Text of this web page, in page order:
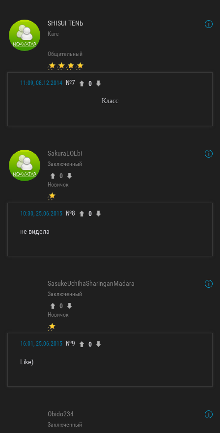
SHISUI TENЬ
Каге
Общительный
11:09, 08.12.2014 №7 0
Класс
SakuraLOLbi
Заключенный
0
Новичок
10:30, 25.06.2015 №8 0
не видела
SasukeUchihaSharinganMadara
Заключенный
0
Новичок
16:01, 25.06.2015 №9 0
Like)
Obido234
Заключенный